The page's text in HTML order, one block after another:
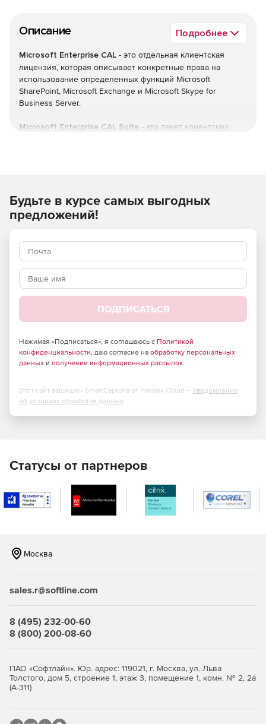
Описание Подробнее
Microsoft Enterprise CAL - это отдельная клиентская
лицензия, которая описывает конкретные права на
использование определенных функций Microsoft
SharePoint, Microsoft Exchange и Microsoft Skype for
Business Server.
Microsoft Enterprise CAL Suite - это пакет клиентских
Windows Server CAL;
Exchange Server Standard CAL;
System Center Configuration Manager Client Management
License;
Skype for Business Server Standard CAL.
Data Loss Prevention and Exchange Online Protection);
Windows Server Active Directory Rights Management
Services CAL;
сочетанию продуктов и онлайн-услуг.
Будьте в курсе самых выгодных
предложений!
ПОДПИСАТЬСЯ
Нажимая «Подписаться», я соглашаюсь с Политикой
конфиденциальности, даю согласие на обработку персональных
данных и получение информационных рассылок.
Этот сайт защищен SmartCaptcha от Yandex Cloud - Уведомление
об условиях обработки данных
Статусы от партнеров
Москва
sales.r@softline.com
8 (495) 232-00-60
8 (800) 200-08-60
ПАО «Софтлайн». Юр. адрес: 119021, г. Москва, ул. Льва
Толстого, дом 5, строение 1, этаж 3, помещение 1, комн. № 2, 2а
(А-311)